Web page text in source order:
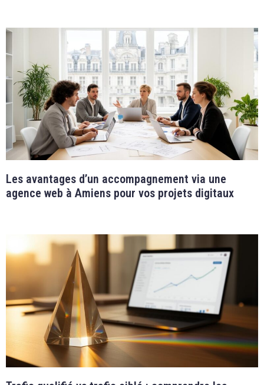
Les avantages d’un accompagnement via une
agence web à Amiens pour vos projets digitaux